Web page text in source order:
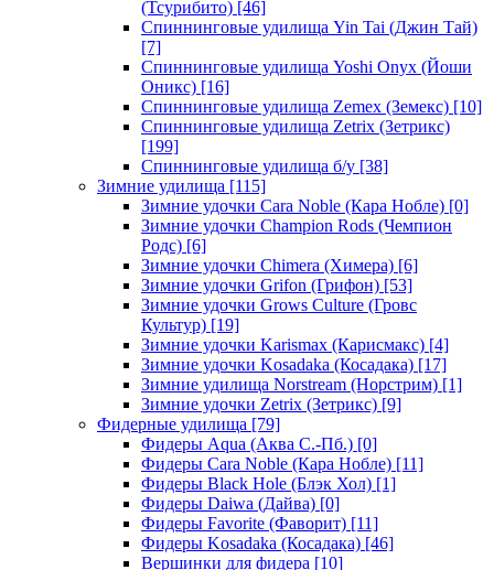
(Тсурибито) [46]
Спиннинговые удилища Yin Tai (Джин Тай)
[7]
Спиннинговые удилища Yoshi Onyx (Йоши
Оникс) [16]
Спиннинговые удилища Zemex (Земекс) [10]
Спиннинговые удилища Zetrix (Зетрикс)
[199]
Спиннинговые удилища б/у [38]
Зимние удилища [115]
Зимние удочки Cara Noble (Кара Нобле) [0]
Зимние удочки Champion Rods (Чемпион
Родс) [6]
Зимние удочки Chimera (Химера) [6]
Зимние удочки Grifon (Грифон) [53]
Зимние удочки Grows Culture (Гровс
Культур) [19]
Зимние удочки Karismax (Карисмакс) [4]
Зимние удочки Kosadaka (Косадака) [17]
Зимние удилища Norstream (Норстрим) [1]
Зимние удочки Zetrix (Зетрикс) [9]
Фидерные удилища [79]
Фидеры Aqua (Аква С.-Пб.) [0]
Фидеры Cara Noble (Кара Нобле) [11]
Фидеры Black Hole (Блэк Хол) [1]
Фидеры Daiwa (Дайва) [0]
Фидеры Favorite (Фаворит) [11]
Фидеры Kosadaka (Косадака) [46]
Вершинки для фидера [10]